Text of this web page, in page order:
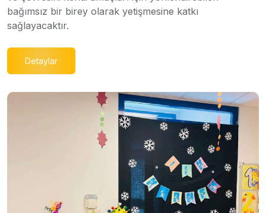
bağımsız bir birey olarak yetişmesine katkı
sağlayacaktır.
Detaylar